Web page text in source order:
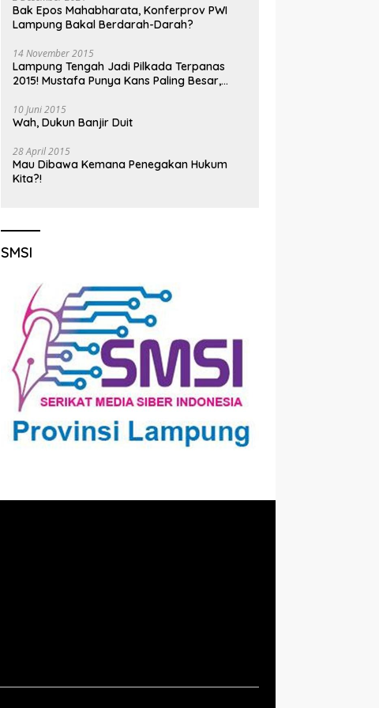
Bak Epos Mahabharata, Konferprov PWI
Lampung Bakal Berdarah-Darah?
14 November 2015
Lampung Tengah Jadi Pilkada Terpanas
2015! Mustafa Punya Kans Paling Besar,
10 Juni 2015
Wah, Dukun Banjir Duit
28 April 2015
Mau Dibawa Kemana Penegakan Hukum
Kita?!
SMSI